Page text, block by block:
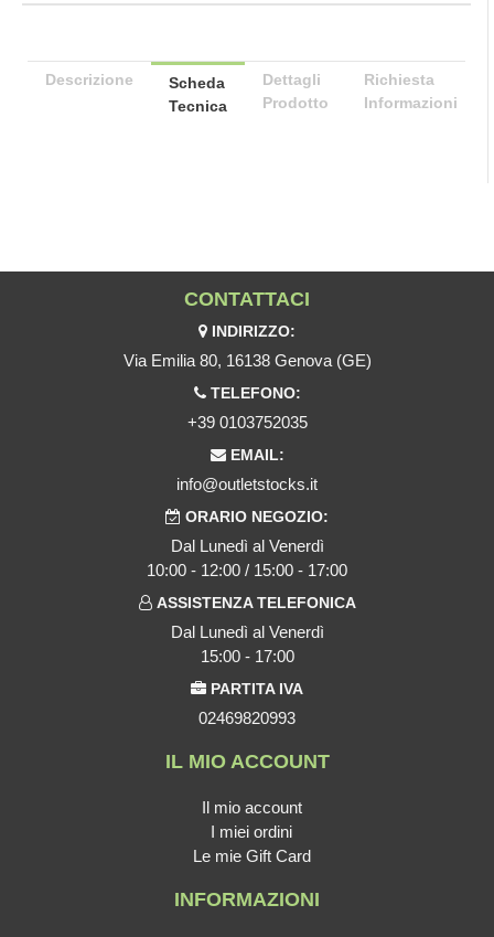
Descrizione
Scheda
Tecnica
Dettagli
Prodotto
Richiesta
Informazioni
CONTATTACI
INDIRIZZO:
Via Emilia 80, 16138 Genova (GE)
TELEFONO:
+39 0103752035
EMAIL:
info@outletstocks.it
ORARIO NEGOZIO:
Dal Lunedì al Venerdì
10:00 - 12:00 / 15:00 - 17:00
ASSISTENZA TELEFONICA
Dal Lunedì al Venerdì
15:00 - 17:00
PARTITA IVA
02469820993
IL MIO ACCOUNT
Il mio account
I miei ordini
Le mie Gift Card
INFORMAZIONI